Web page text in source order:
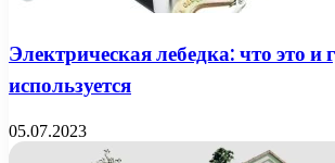
Электрическая лебедка: что это и
используется
05.07.2023